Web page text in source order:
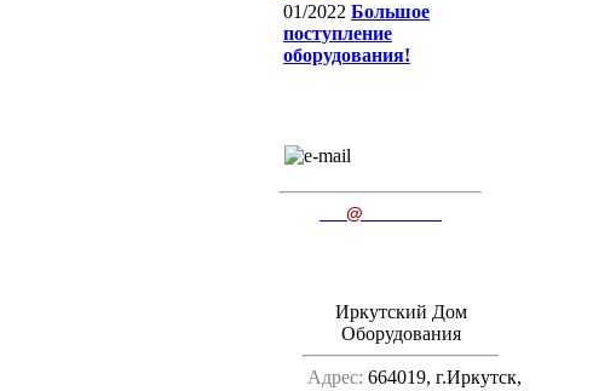
01/2022 Большое
поступление
оборудования!
@
Иркутский Дом
Оборудования
Адрес: 664019, г.Иркутск,